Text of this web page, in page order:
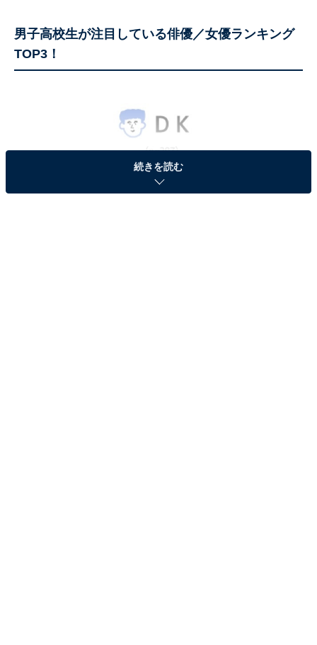
男子高校生が注目している俳優／女優ランキング
TOP3！
続きを読む